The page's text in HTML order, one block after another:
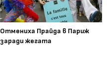
Отмениха Прайда в Париж
заради жегата